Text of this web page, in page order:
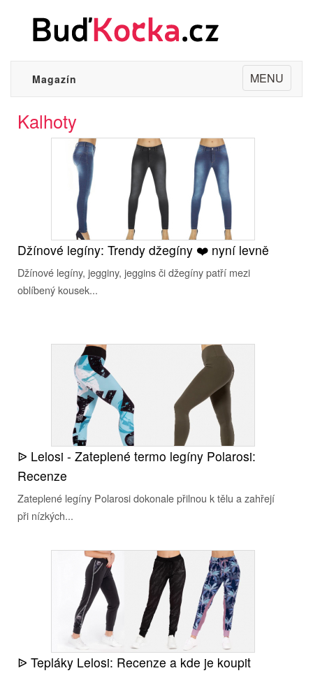
Toggle
navigation
MENU
Magazín
Kalhoty
Džínové legíny: Trendy džegíny ❤️ nyní levně
Džínové legíny, jegginy, jeggins či džegíny patří mezi
oblíbený kousek...
ᐉ Lelosi - Zateplené termo legíny Polarosi:
Recenze
Zateplené legíny Polarosi dokonale přilnou k tělu a zahřejí
při nízkých...
ᐉ Tepláky Lelosi: Recenze a kde je koupit